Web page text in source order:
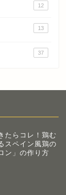
12
13
37
たらコレ！鶏む
スペイン風鶏の
ン」の作り方